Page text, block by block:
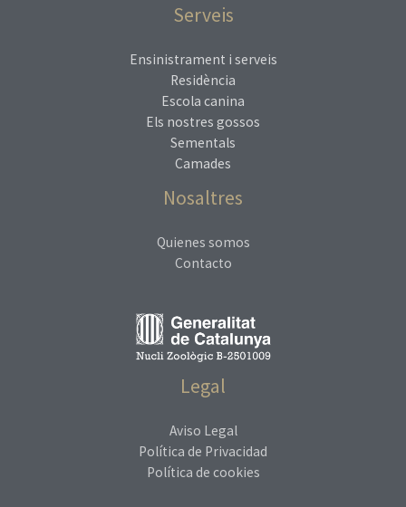
Serveis
Ensinistrament i serveis
Residència
Escola canina
Els nostres gossos
Sementals
Camades
Nosaltres
Quienes somos
Contacto
Legal
Aviso Legal
Política de Privacidad
Política de cookies